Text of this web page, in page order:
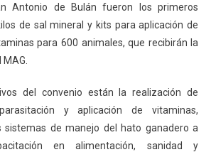
Antonio de Bulán fueron los primeros
de sal mineral y kits para aplicación de
para 600 animales, que recibirán la
del convenio están la realización de
y aplicación de vitaminas,
sistemas de manejo del hato ganadero a
en alimentación, sanidad y